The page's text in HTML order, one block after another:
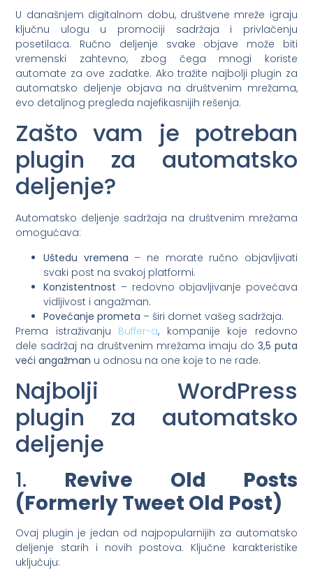
U današnjem digitalnom dobu, društvene mreže igraju
ključnu ulogu u promociji sadržaja i privlačenju
posetilaca. Ručno deljenje svake objave može biti
vremenski zahtevno, zbog čega mnogi koriste
automate za ove zadatke. Ako tražite najbolji plugin za
automatsko deljenje objava na društvenim mrežama,
evo detaljnog pregleda najefikasnijih rešenja.
Zašto vam je potreban
plugin za automatsko
deljenje?
Automatsko deljenje sadržaja na društvenim mrežama
omogućava:
Uštedu vremena – ne morate ručno objavljivati
svaki post na svakoj platformi.
Konzistentnost – redovno objavljivanje povećava
vidljivost i angažman.
Povećanje prometa – širi domet vašeg sadržaja.
Prema istraživanju Buffer-a, kompanije koje redovno
dele sadržaj na društvenim mrežama imaju do 3,5 puta
veći angažman u odnosu na one koje to ne rade.
Najbolji WordPress
plugin za automatsko
deljenje
1. Revive Old Posts
(Formerly Tweet Old Post)
Ovaj plugin je jedan od najpopularnijih za automatsko
deljenje starih i novih postova. Ključne karakteristike
uključuju: